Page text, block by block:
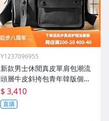
Y1237096955
新款男士休閒真皮單肩包潮流
頭層牛皮斜挎包青年韓版個性
郵差揹包
$ 3,410
直購